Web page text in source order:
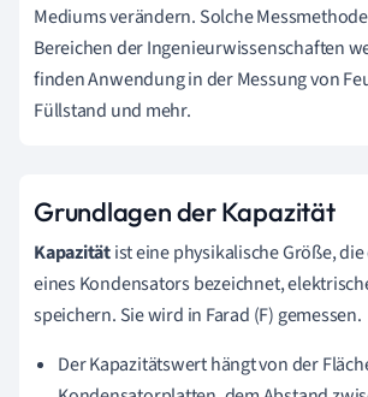
Mediums verändern. Solche
Bereichen der Ingenieurwissenschaften
finden Anwendung in der Messung von
Füllstand und mehr.
Grundlagen der Kapazität
Kapazitätist eine physikalische Größe,
eines Kondensators bezeichnet,
speichern. Sie wird in Farad (F) gemessen.
Der Kapazitätswert hängt von der